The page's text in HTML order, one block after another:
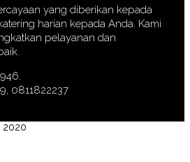
yang diberikan kepada
harian kepada Anda. Kami
pelayanan dan
0811822237
2020